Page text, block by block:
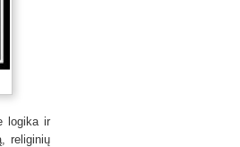
logika ir
religinių